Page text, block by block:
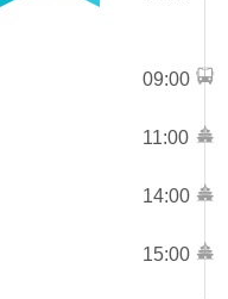
09:00
11:00
14:00
15:00